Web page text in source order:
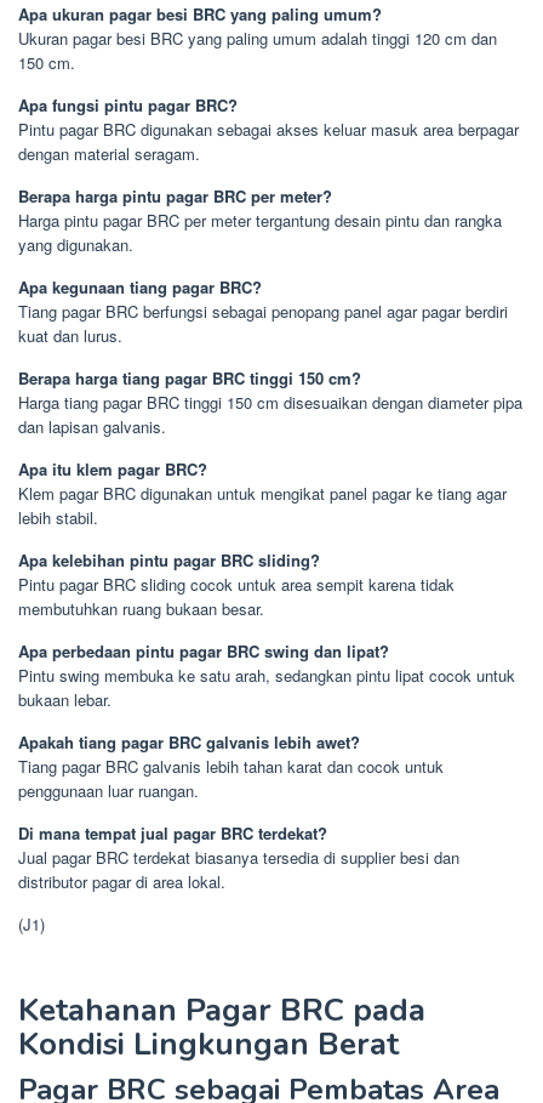
Apa ukuran pagar besi BRC yang paling umum?
Ukuran pagar besi BRC yang paling umum adalah tinggi 120 cm dan
150 cm.
Apa fungsi pintu pagar BRC?
Pintu pagar BRC digunakan sebagai akses keluar masuk area berpagar
dengan material seragam.
Berapa harga pintu pagar BRC per meter?
Harga pintu pagar BRC per meter tergantung desain pintu dan rangka
yang digunakan.
Apa kegunaan tiang pagar BRC?
Tiang pagar BRC berfungsi sebagai penopang panel agar pagar berdiri
kuat dan lurus.
Berapa harga tiang pagar BRC tinggi 150 cm?
Harga tiang pagar BRC tinggi 150 cm disesuaikan dengan diameter pipa
dan lapisan galvanis.
Apa itu klem pagar BRC?
Klem pagar BRC digunakan untuk mengikat panel pagar ke tiang agar
lebih stabil.
Apa kelebihan pintu pagar BRC sliding?
Pintu pagar BRC sliding cocok untuk area sempit karena tidak
membutuhkan ruang bukaan besar.
Apa perbedaan pintu pagar BRC swing dan lipat?
Pintu swing membuka ke satu arah, sedangkan pintu lipat cocok untuk
bukaan lebar.
Apakah tiang pagar BRC galvanis lebih awet?
Tiang pagar BRC galvanis lebih tahan karat dan cocok untuk
penggunaan luar ruangan.
Di mana tempat jual pagar BRC terdekat?
Jual pagar BRC terdekat biasanya tersedia di supplier besi dan
distributor pagar di area lokal.
(J1)
Ketahanan Pagar BRC pada
Kondisi Lingkungan Berat
Pagar BRC sebagai Pembatas Area